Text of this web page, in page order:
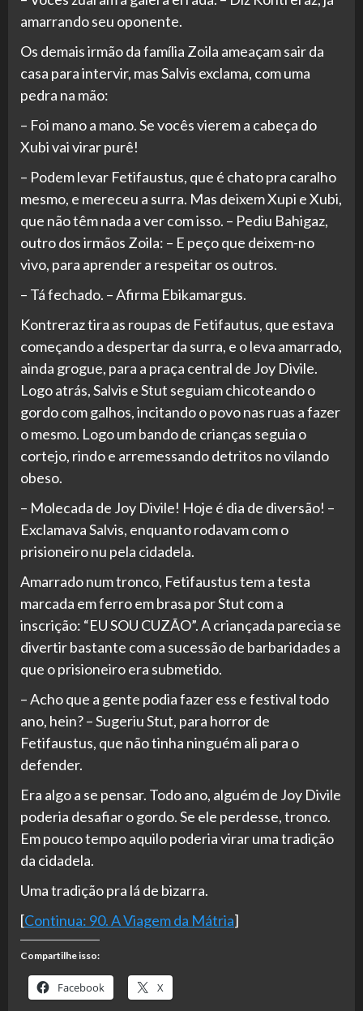
amarrando seu oponente.
Os demais irmão da família Zoila ameaçam sair da
casa para intervir, mas Salvis exclama, com uma
pedra na mão:
– Foi mano a mano. Se vocês vierem a cabeça do
Xubi vai virar purê!
– Podem levar Fetifaustus, que é chato pra caralho
mesmo, e mereceu a surra. Mas deixem Xupi e Xubi,
que não têm nada a ver com isso. – Pediu Bahigaz,
outro dos irmãos Zoila: – E peço que deixem-no
vivo, para aprender a respeitar os outros.
– Tá fechado. – Afirma Ebikamargus.
Kontreraz tira as roupas de Fetifautus, que estava
começando a despertar da surra, e o leva amarrado,
ainda grogue, para a praça central de Joy Divile.
Logo atrás, Salvis e Stut seguiam chicoteando o
gordo com galhos, incitando o povo nas ruas a fazer
o mesmo. Logo um bando de crianças seguia o
cortejo, rindo e arremessando detritos no vilando
obeso.
– Molecada de Joy Divile! Hoje é dia de diversão! –
Exclamava Salvis, enquanto rodavam com o
prisioneiro nu pela cidadela.
Amarrado num tronco, Fetifaustus tem a testa
marcada em ferro em brasa por Stut com a
inscrição: “EU SOU CUZÃO”. A criançada parecia se
divertir bastante com a sucessão de barbaridades a
que o prisioneiro era submetido.
– Acho que a gente podia fazer ess e festival todo
ano, hein? – Sugeriu Stut, para horror de
Fetifaustus, que não tinha ninguém ali para o
defender.
Era algo a se pensar. Todo ano, alguém de Joy Divile
poderia desafiar o gordo. Se ele perdesse, tronco.
Em pouco tempo aquilo poderia virar uma tradição
da cidadela.
Uma tradição pra lá de bizarra.
[Continua: 90. A Viagem da Mátria]
Compartilhe isso:
Facebook X